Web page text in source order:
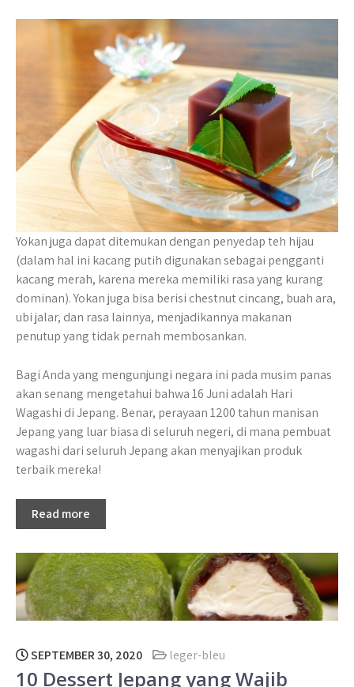
Yokan juga dapat ditemukan dengan penyedap teh hijau
(dalam hal ini kacang putih digunakan sebagai pengganti
kacang merah, karena mereka memiliki rasa yang kurang
dominan). Yokan juga bisa berisi chestnut cincang, buah ara,
ubi jalar, dan rasa lainnya, menjadikannya makanan
penutup yang tidak pernah membosankan.
Bagi Anda yang mengunjungi negara ini pada musim panas
akan senang mengetahui bahwa 16 Juni adalah Hari
Wagashi di Jepang. Benar, perayaan 1200 tahun manisan
Jepang yang luar biasa di seluruh negeri, di mana pembuat
wagashi dari seluruh Jepang akan menyajikan produk
terbaik mereka!
Read more
SEPTEMBER 30, 2020 leger-bleu
10 Dessert Jepang yang Wajib